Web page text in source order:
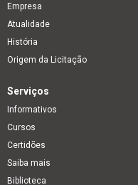
Empresa
Atualidade
História
Origem da Licitação
Serviços
Informativos
Cursos
Certidões
Saiba mais
Biblioteca